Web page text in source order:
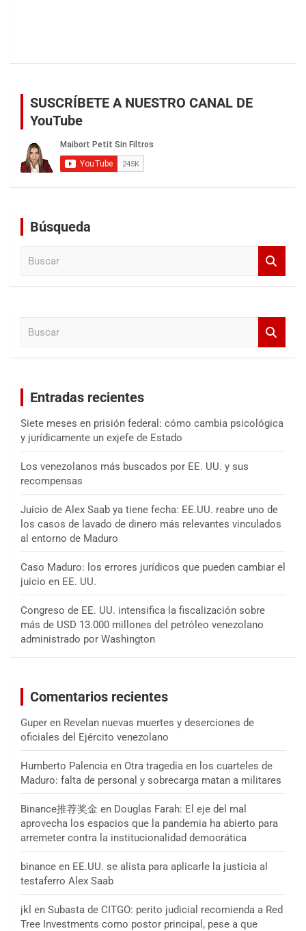
SUSCRÍBETE A NUESTRO CANAL DE
YouTube
Búsqueda
Entradas recientes
Siete meses en prisión federal: cómo cambia psicológica
y jurídicamente un exjefe de Estado
Los venezolanos más buscados por EE. UU. y sus
recompensas
Juicio de Alex Saab ya tiene fecha: EE.UU. reabre uno de
los casos de lavado de dinero más relevantes vinculados
al entorno de Maduro
Caso Maduro: los errores jurídicos que pueden cambiar el
juicio en EE. UU.
Congreso de EE. UU. intensifica la fiscalización sobre
más de USD 13.000 millones del petróleo venezolano
administrado por Washington
Comentarios recientes
Guper en Revelan nuevas muertes y deserciones de
oficiales del Ejército venezolano
Humberto Palencia en Otra tragedia en los cuarteles de
Maduro: falta de personal y sobrecarga matan a militares
Binance推荐奖金 en Douglas Farah: El eje del mal
aprovecha los espacios que la pandemia ha abierto para
arremeter contra la institucionalidad democrática
binance en EE.UU. se alista para aplicarle la justicia al
testaferro Alex Saab
jkl en Subasta de CITGO: perito judicial recomienda a Red
Tree Investments como postor principal, pese a que